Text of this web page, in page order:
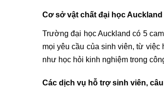
Cơ sở vật chất đại học Auckland
Trường đại học Auckland có 5
mọi yêu cầu của sinh viên, từ việc
như học hỏi kinh nghiệm trong
Các dịch vụ hỗ trợ sinh viên,